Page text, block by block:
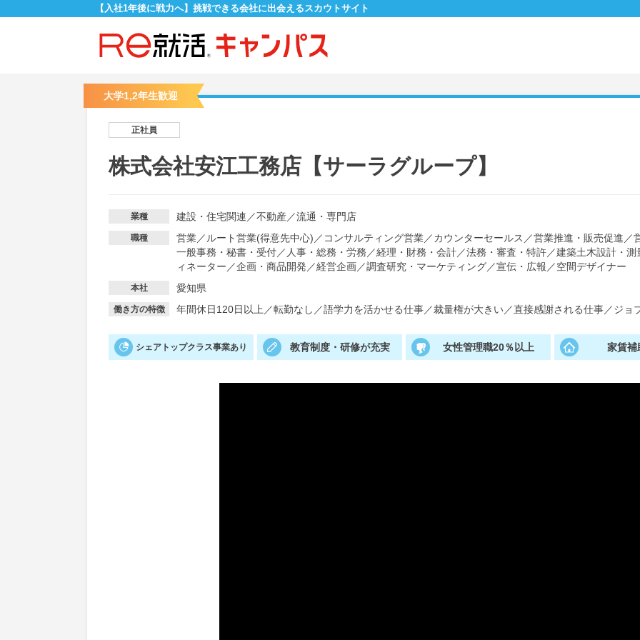
【入社1年後に戦力へ】挑戦できる会社に出会えるスカウトサイト
大学1,2年生歓迎
正社員
株式会社安江工務店【サーラグループ】
業種 建設・住宅関連 ／不動産／流通・専門店
職種 営業／ ルート営業(得意先中心) ／ コンサルティング営業／カウンターセールス ／営業推進・販売促進 ／
一般事務・秘書・受付／ 人事・総務・労務 ／経理・財務・会計／法務・審査・特許／建築土木設計・測
ィネーター ／企画・商品開発 ／経営企画／調査研究・マーケティング／宣伝・広報 ／空間デザイナー
本社 愛知県
働き方の特徴 年間休日120日以上 ／転勤なし ／語学力を活かせる仕事／裁量権が大きい／直接感謝される仕事／ジョ
シェアトップクラス事業あり 教育制度・研修が充実 女性管理職20％以上 家賃補